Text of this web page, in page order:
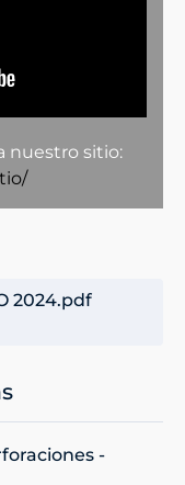
nuestro sitio:
2024.pdf
-